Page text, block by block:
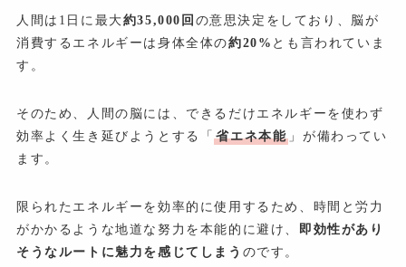
人間は1日に最大約35,000回 の意思決定をしており、脳が
消費するエネルギーは身体全体の約20% とも言われていま
す。
そのため、人間の脳には、できるだけエネルギーを使わず
効率よく生き延びようとする「省エネ本能 」が備わってい
ます。
限られたエネルギーを効率的に使用するため、時間と労力
がかかるような地道な努力を本能的に避け、
即効性があり
そうなルートに魅力を感じてしまう のです。